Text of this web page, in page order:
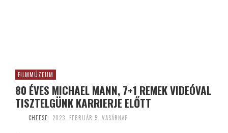
FILMMÚZEUM
80 ÉVES MICHAEL MANN, 7+1 REMEK VIDEÓVAL
TISZTELGÜNK KARRIERJE ELŐTT
CHEESE 2023. FEBRUÁR 5. VASÁRNAP